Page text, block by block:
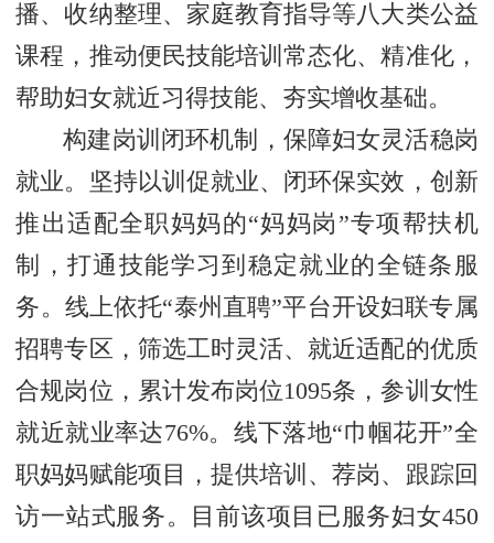
播、收纳整理、家庭教育指导等八大类公益
课程，推动便民技能培训常态化、精准化，
帮助妇女就近习得技能、夯实增收基础。
构建岗训闭环机制，保障妇女灵活稳岗
就业。坚持以训促就业、闭环保实效，创新
推出适配全职妈妈的“妈妈岗”专项帮扶机
制，打通技能学习到稳定就业的全链条服
务。线上依托“泰州直聘”平台开设妇联专属
招聘专区，筛选工时灵活、就近适配的优质
合规岗位，累计发布岗位1095条，参训女性
就近就业率达76%。线下落地“巾帼花开”全
职妈妈赋能项目，提供培训、荐岗、跟踪回
访一站式服务。目前该项目已服务妇女450